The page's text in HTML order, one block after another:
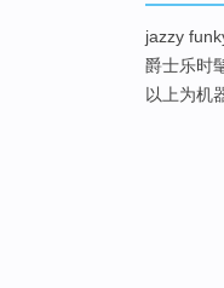
jazzy
爵士乐时
以上为机